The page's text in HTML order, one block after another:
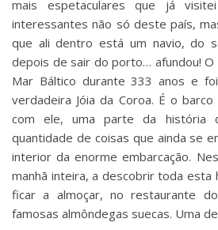
mais espetaculares que já
interessantes não só deste país,
que ali dentro está um navio, do
depois de sair do porto… afundou! O
Mar Báltico durante 333 anos e
verdadeira Jóia da Coroa. É o
com ele, uma parte da história
quantidade de coisas que ainda se
interior da enorme embarcação.
manhã inteira, a descobrir toda esta
ficar a almoçar, no restaurante
famosas almôndegas suecas. Uma